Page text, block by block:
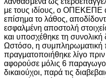
με τους ιδίους, ο ΟΠΕΚΕΠΕ
επίσημα το λάθος,
εσφαλμένη αποστολή
και υποσχέθηκε τη
Ωστόσο, η
πραγματοποιήθηκε λίγο
αφορούσε μόλις 6
δικαιούχοι, παρά τις